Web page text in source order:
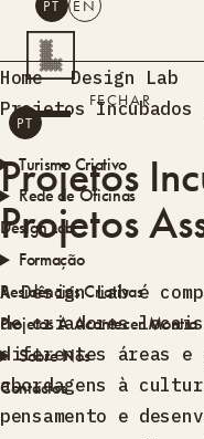
PESQUISAR
PT EN
Turismo Criativo
Rede de Oficinas
Design Lab
Formação
Residências Criativas
ProjetosA AcontecerMontra
Sobre Nós
Contactos
PT EN
FECHAR
Home
Design Lab
Projetos
Projetos
Projetos
A Design Lab é
de criadores
diferentes áreas e
abordagens à
pensamento e